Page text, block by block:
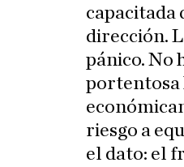
capacitada
dirección.
pánico. No
portentosa
riesgo a
el dato: el